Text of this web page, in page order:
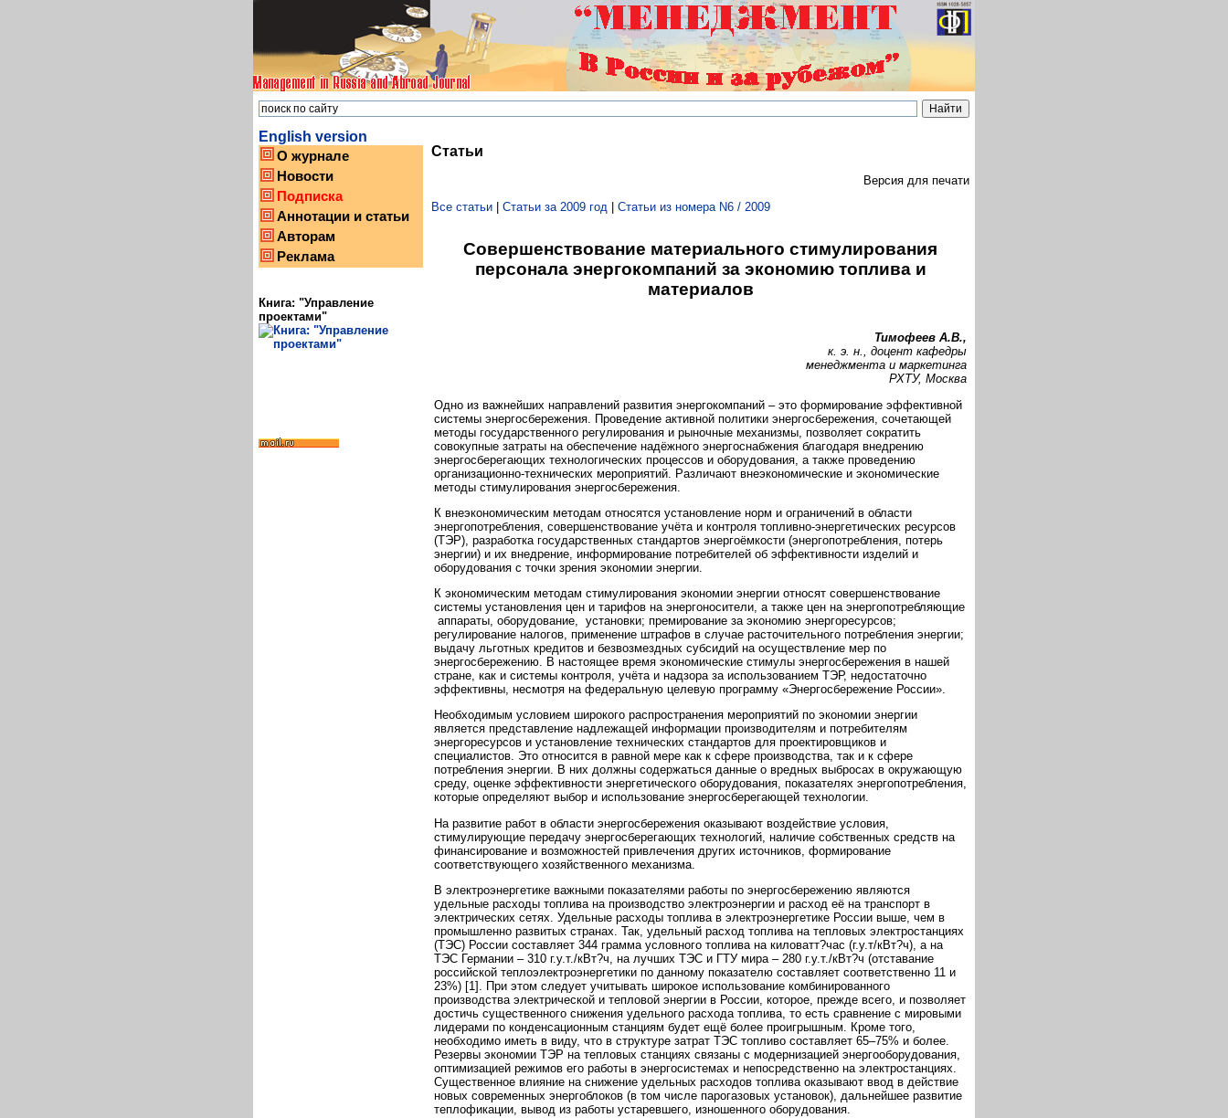
English version
О журнале
Новости
Подписка
Аннотации и статьи
Авторам
Реклама
Книга: "Управление
проектами"
Статьи
Версия для печати
Все статьи | Статьи за 2009 год | Статьи из номера N6 / 2009
Совершенствование материального стимулирования
персонала энергокомпаний за экономию топлива и
материалов
Тимофеев А.В.,
к. э. н., доцент кафедры
менеджмента и маркетинга
РХТУ, Москва
Одно из важнейших направлений развития энергокомпаний – это формирование эффективной
системы энергосбережения. Проведение активной политики энергосбережения, сочетающей
методы государственного регулирования и рыночные механизмы, позволяет сократить
совокупные затраты на обеспечение надёжного энергоснабжения благодаря внедрению
энергосберегающих технологических процессов и оборудования, а также проведению
организационно-технических мероприятий. Различают внеэкономические и экономические
методы стимулирования энергосбережения.
К внеэкономическим методам относятся установление норм и ограничений в области
энергопотребления, совершенствование учёта и контроля топливно-энергетических ресурсов
(ТЭР), разработка государственных стандартов энергоёмкости (энергопотребления, потерь
энергии) и их внедрение, информирование потребителей об эффективности изделий и
оборудования с точки зрения экономии энергии.
К экономическим методам стимулирования экономии энергии относят совершенствование
системы установления цен и тарифов на энергоносители, а также цен на энергопотребляющие
аппараты, оборудование, установки; премирование за экономию энергоресурсов;
регулирование налогов, применение штрафов в случае расточительного потребления энергии;
выдачу льготных кредитов и безвозмездных субсидий на осуществление мер по
энергосбережению. В настоящее время экономические стимулы энергосбережения в нашей
стране, как и системы контроля, учёта и надзора за использованием ТЭР, недостаточно
эффективны, несмотря на федеральную целевую программу «Энергосбережение России».
Необходимым условием широкого распространения мероприятий по экономии энергии
является представление надлежащей информации производителям и потребителям
энергоресурсов и установление технических стандартов для проектировщиков и
специалистов. Это относится в равной мере как к сфере производства, так и к сфере
потребления энергии. В них должны содержаться данные о вредных выбросах в окружающую
среду, оценке эффективности энергетического оборудования, показателях энергопотребления,
которые определяют выбор и использование энергосберегающей технологии.
На развитие работ в области энергосбережения оказывают воздействие условия,
стимулирующие передачу энергосберегающих технологий, наличие собственных средств на
финансирование и возможностей привлечения других источников, формирование
соответствующего хозяйственного механизма.
В электроэнергетике важными показателями работы по энергосбережению являются
удельные расходы топлива на производство электроэнергии и расход её на транспорт в
электрических сетях. Удельные расходы топлива в электроэнергетике России выше, чем в
промышленно развитых странах. Так, удельный расход топлива на тепловых электростанциях
(ТЭС) России составляет 344 грамма условного топлива на киловатт?час (г.у.т/кВт?ч), а на
ТЭС Германии – 310 г.у.т./кВт?ч, на лучших ТЭС и ГТУ мира – 280 г.у.т./кВт?ч (отставание
российской теплоэлектроэнергетики по данному показателю составляет соответственно 11 и
23%) [1]. При этом следует учитывать широкое использование комбинированного
производства электрической и тепловой энергии в России, которое, прежде всего, и позволяет
достичь существенного снижения удельного расхода топлива, то есть сравнение с мировыми
лидерами по конденсационным станциям будет ещё более проигрышным. Кроме того,
необходимо иметь в виду, что в структуре затрат ТЭС топливо составляет 65–75% и более.
Резервы экономии ТЭР на тепловых станциях связаны с модернизацией энергооборудования,
оптимизацией режимов его работы в энергосистемах и непосредственно на электростанциях.
Существенное влияние на снижение удельных расходов топлива оказывают ввод в действие
новых современных энергоблоков (в том числе парогазовых установок), дальнейшее развитие
теплофикации, вывод из работы устаревшего, изношенного оборудования.